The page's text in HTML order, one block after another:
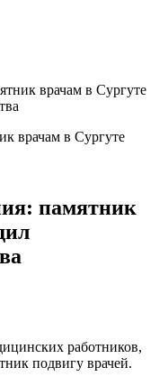
врачам в Сургуте
памятник
работников,
подвигу врачей.